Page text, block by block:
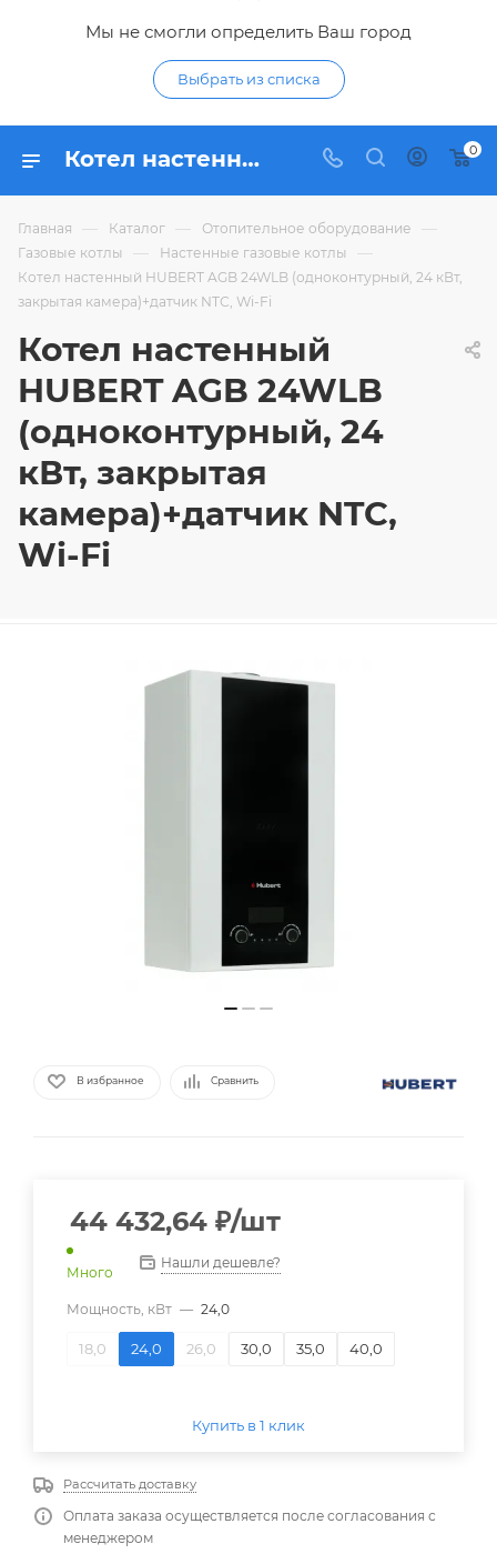
Мы не смогли определить Ваш город
Выбрать из списка
Котел настенный HUBERT AGB 24WLB (одноконтурный, 24 кВт, закрытая камера)+датчик NTС, Wi-Fi - купить по цене 44 432,64 ₽ в интернет-магазине Гидропромтехника с доставкой в Курске 0
Главная — Каталог — Отопительное оборудование —
Газовые котлы — Настенные газовые котлы —
Котел настенный HUBERT AGB 24WLB (одноконтурный, 24 кВт,
закрытая камера)+датчик NTС, Wi-Fi
Котел настенный
HUBERT AGB 24WLB
(одноконтурный, 24
кВт, закрытая
камера)+датчик NTС,
Wi-Fi
В избранное Сравнить
44 432,64 ₽/шт
Много
Нашли дешевле?
Мощность, кВт — 24,0
18,0 24,0 26,0 30,0 35,0 40,0
Купить в 1 клик
Рассчитать доставку
Оплата заказа осуществляется после согласования с
менеджером